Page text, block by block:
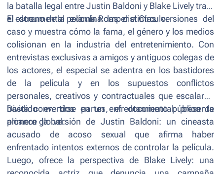
la batalla legal entre Justin Baldoni y Blake Lively tras
el estreno de la películaRomper el Círculo.
El documental examina las distintas versiones del
caso y muestra cómo la fama, el género y los medios
colisionan en la industria del entretenimiento. Con
entrevistas exclusivas a amigos y antiguos colegas de
los actores, el especial se adentra en los bastidores
de la película y en los supuestos conflictos
personales, creativos y contractuales que escalaron
hasta convertirse en un enfrentamiento público de
alcance global.
Dividido en dos partes, el documental presenta
primero la versión de Justin Baldoni: un cineasta
acusado de acoso sexual que afirma haber
enfrentado intentos externos de controlar la película.
Luego, ofrece la perspectiva de Blake Lively: una